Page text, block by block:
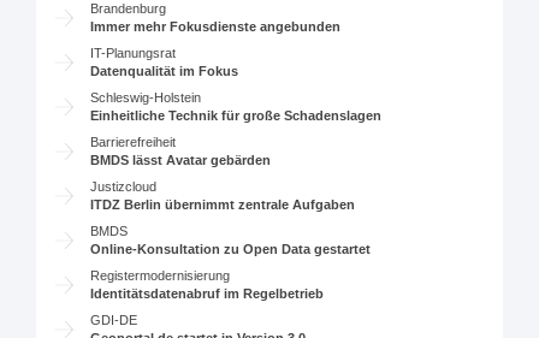
Brandenburg
Immer mehr Fokusdienste angebunden
IT-Planungsrat
Datenqualität im Fokus
Schleswig-Holstein
Einheitliche Technik für große Schadenslagen
Barrierefreiheit
BMDS lässt Avatar gebärden
Justizcloud
ITDZ Berlin übernimmt zentrale Aufgaben
BMDS
Online-Konsultation zu Open Data gestartet
Registermodernisierung
Identitätsdatenabruf im Regelbetrieb
GDI-DE